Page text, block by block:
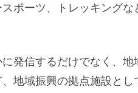
ポーツ、トレッキングな
発信するだけでなく、地
地域振興の拠点施設とし